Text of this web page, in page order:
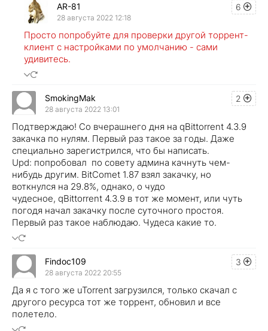
6
AR-81
28 августа 2022 12:18
Просто попробуйте для проверки другой торрент-
клиент с настройками по умолчанию - сами
удивитесь.
2
SmokingMak
28 августа 2022 13:01
Подтверждаю! Со вчерашнего дня на qBittorrent 4.3.9
закачка по нулям. Первый раз такое за годы. Даже
специально зарегистрился, что бы написать.
Upd: попробовал по совету админа качнуть чем-
нибудь другим. BitComet 1.87 взял закачку, но
воткнулся на 29.8%, однако, о чудо
чудесное, qBittorrent 4.3.9 в тот же момент, или чуть
погодя начал закачку после суточного простоя.
Первый раз такое наблюдаю. Чудеса какие то.
3
Findoc109
28 августа 2022 20:55
Да я с того же uTorrent загрузился, только скачал с
другого ресурса тот же торрент, обновил и все
полетело.